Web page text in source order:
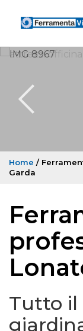
Home /
Garda
Tutto il